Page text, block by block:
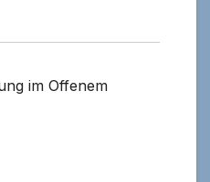
im Offenem